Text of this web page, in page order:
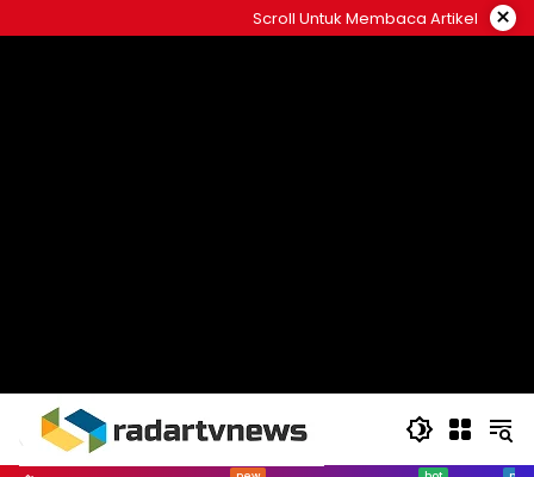
to
Scroll Untuk Membaca Artikel ×